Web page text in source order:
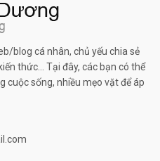
blog cá nhân, chủ yếu chia sẻ
thức... Tại đây, các bạn có thể
cuộc sống, nhiều mẹo vặt để áp